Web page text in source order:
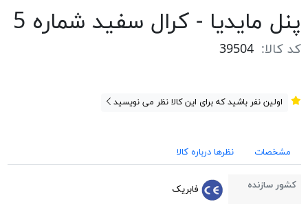
پنل مايديا - كرال سفيد شماره 5
کد کالا: 39504
اولین نفر باشید که برای این کالا نظر می نویسید
مشخصات نظرها درباره کالا
کشور سازنده فابریک